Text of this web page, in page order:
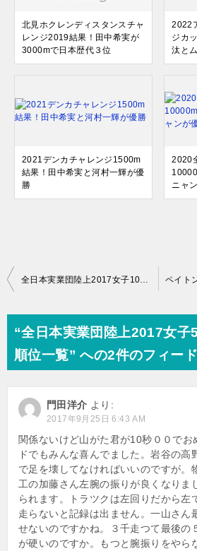
北見ホクレンディスタンスチャ
レンジ2019結果！田中希実が
3000mで日本歴代３位
2022
ジカ
汰と
2021デンカチャレンジ1500m
結果！田中希実と河村一輝が優
勝
2020
ニャ
投
ビ
ゲ
シ
ョ
“全日本実業団陸上2017女子
順位一覧” への2件のフィー
門田洋介 より:
2017年9月25日 6:43 AM
関係ないけど山がた君が10秒００でお
ドでもみんな喜んでました。岩谷の高
で足を壊してなければいいのですが。
工の加藤さん左腕の振りが良くなりま
られます。トラツクは左回りだから左
走らないと記録は出ません。一山さん
せないのですかね。３千走つて最後の
が硬いのですか。もつと腕振りをやら